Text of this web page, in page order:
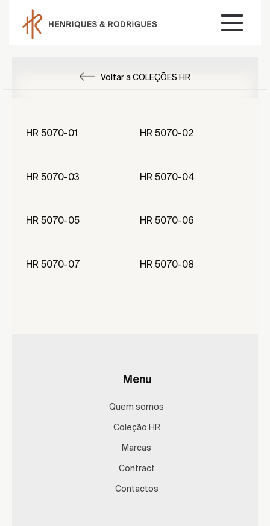
Voltar a COLEÇÕES HR
HR 5070-01 HR 5070-02
HR 5070-03 HR 5070-04
HR 5070-05 HR 5070-06
HR 5070-07 HR 5070-08
Menu
Quem somos
Coleção HR
Marcas
Contract
Contactos